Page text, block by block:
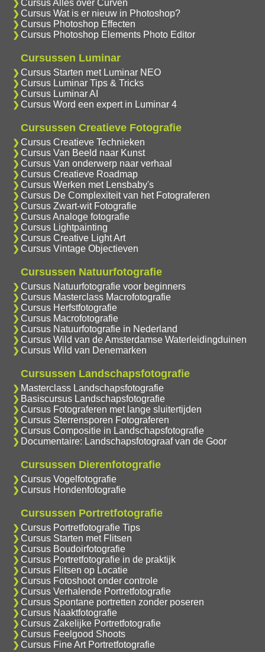
Cursus Alles over Curven
Cursus Wat is er nieuw in Photoshop?
Cursus Photoshop Effecten
Cursus Photoshop Elements Photo Editor
Cursussen Luminar
Cursus Starten met Luminar NEO
Cursus Luminar Tips & Tricks
Cursus Luminar AI
Cursus Word een expert in Luminar 4
Cursussen Creatieve Fotografie
Cursus Creatieve Technieken
Cursus Van Beeld naar Kunst
Cursus Van onderwerp naar verhaal
Cursus Creatieve Roadmap
Cursus Werken met Lensbaby's
Cursus De Complexiteit van het Fotograferen
Cursus Zwart-wit Fotografie
Cursus Analoge fotografie
Cursus Lightpainting
Cursus Creative Light Art
Cursus Vintage Objectieven
Cursussen Natuurfotografie
Cursus Natuurfotografie voor beginners
Cursus Masterclass Macrofotografie
Cursus Herfstfotografie
Cursus Macrofotografie
Cursus Natuurfotografie in Nederland
Cursus Wild van de Amsterdamse Waterleidingduinen
Cursus Wild van Denemarken
Cursussen Landschapsfotografie
Masterclass Landschapsfotografie
Basiscursus Landschapsfotografie
Cursus Fotograferen met lange sluitertijden
Cursus Sterrensporen Fotograferen
Cursus Compositie in Landschapsfotografie
Documentaire: Landschapsfotograaf van de Goor
Cursussen Dierenfotografie
Cursus Vogelfotografie
Cursus Hondenfotografie
Cursussen Portretfotografie
Cursus Portretfotografie Tips
Cursus Starten met Flitsen
Cursus Boudoirfotografie
Cursus Portretfotografie in de praktijk
Cursus Flitsen op Locatie
Cursus Fotoshoot onder controle
Cursus Verhalende Portretfotografie
Cursus Spontane portretten zonder poseren
Cursus Naaktfotografie
Cursus Zakelijke Portretfotografie
Cursus Feelgood Shoots
Cursus Fine Art Portretfotografie